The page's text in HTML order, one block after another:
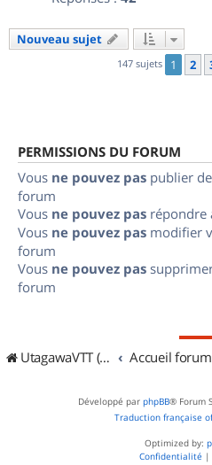
Nouveau sujet
147 sujets 1 2
PERMISSIONS DU FORUM
Vous ne pouvez pas publier
forum
Vous ne pouvez pas répondre
Vous ne pouvez pas modifier
forum
Vous ne pouvez pas
forum
UtagawaVTT (Randos VTT et VTTAE avec traces GPS) Accueil forum
Développé par phpBB® Forum
Traduction française
Optimized by:
Confidentialité |